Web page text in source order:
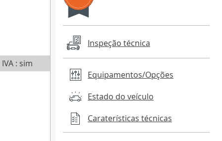
IVA : sim
Inspeção técnica
Equipamentos/Opções
Estado do veículo
Caraterísticas técnicas